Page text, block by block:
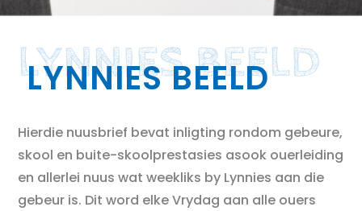
LYNNIES BEELD
LYNNIES BEELD
Hierdie nuusbrief bevat inligting rondom gebeure,
skool en buite-skoolprestasies asook ouerleiding
en allerlei nuus wat weekliks by Lynnies aan die
gebeur is. Dit word elke Vrydag aan alle ouers